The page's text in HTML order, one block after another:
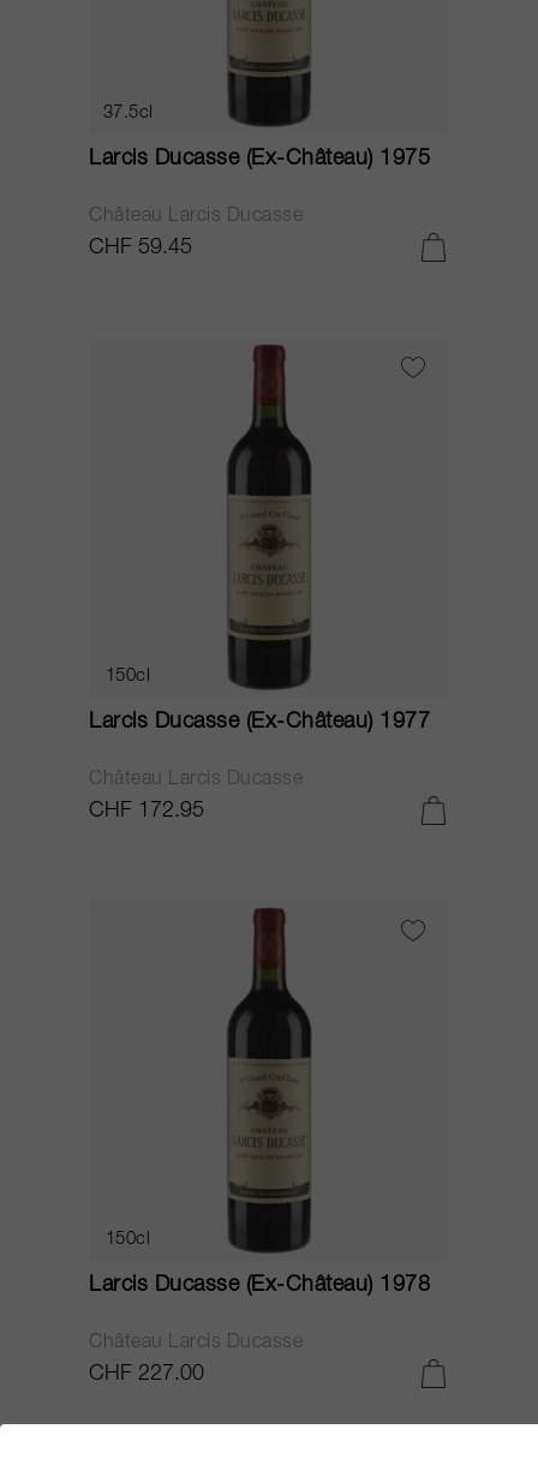
37.5cl
Larcis Ducasse (Ex-Château) 1975
Château Larcis Ducasse
CHF 59.45
150cl
Larcis Ducasse (Ex-Château) 1977
Château Larcis Ducasse
CHF 172.95
150cl
Larcis Ducasse (Ex-Château) 1978
Château Larcis Ducasse
CHF 227.00